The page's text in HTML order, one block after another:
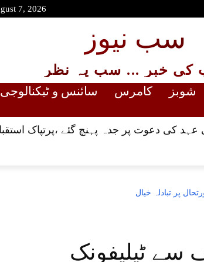
7, 2026
سب نیوز
کی خبر ... سب پہ نظر
شوبز کامرس سائنس و ٹیکنالوجی
کی دعوت پر جدہ پہنچ گئے ،پرتپاک
پر تبادلہ خیال
سے ٹیلیفونک